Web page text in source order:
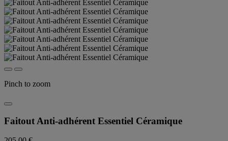
Pinch to zoom
Faitout Anti-adhérent Essentiel Céramique